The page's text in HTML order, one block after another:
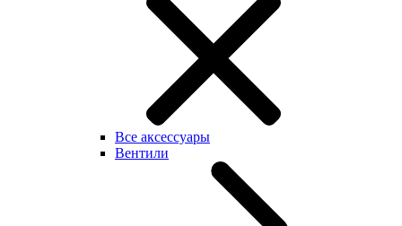
Все аксессуары
Вентили